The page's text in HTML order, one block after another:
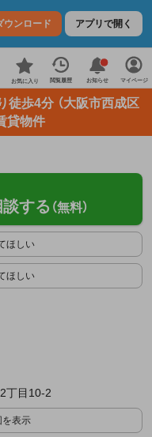
ウンロード アプリで開く
お気に入り 閲覧履歴 お知らせ マイページ
徒歩4分 （大阪市西成区
貸物件
する （無料）
ほしい
ほしい
丁目10-2
を表示